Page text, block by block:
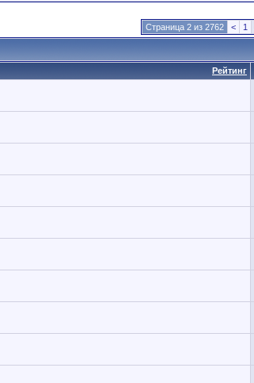
Страница 2 из 2762 < 1
Рейтинг